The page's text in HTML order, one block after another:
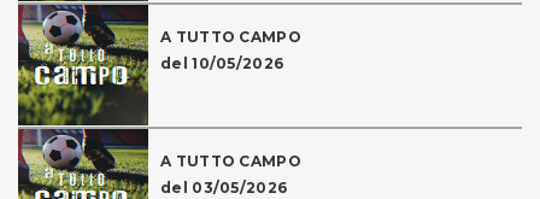
A TUTTO CAMPO
del 10/05/2026
A TUTTO CAMPO
del 03/05/2026